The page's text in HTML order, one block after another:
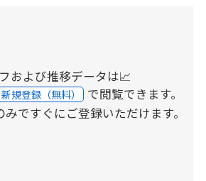
および推移データは📈
新規登録（無料） で閲覧できます。
ですぐにご登録いただけます。